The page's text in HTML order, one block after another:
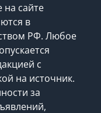
на сайте
в
РФ. Любое
с
на источник.
за